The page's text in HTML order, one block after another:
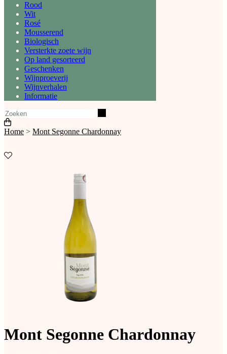
Rood
Wit
Rosé
Mousserend
Biologisch
Versterkte zoete wijn
Op land gesorteerd
Geschenken
Wijnproeverij
Wijnverhalen
Informatie
Home > Mont Segonne Chardonnay
Mont Segonne Chardonnay